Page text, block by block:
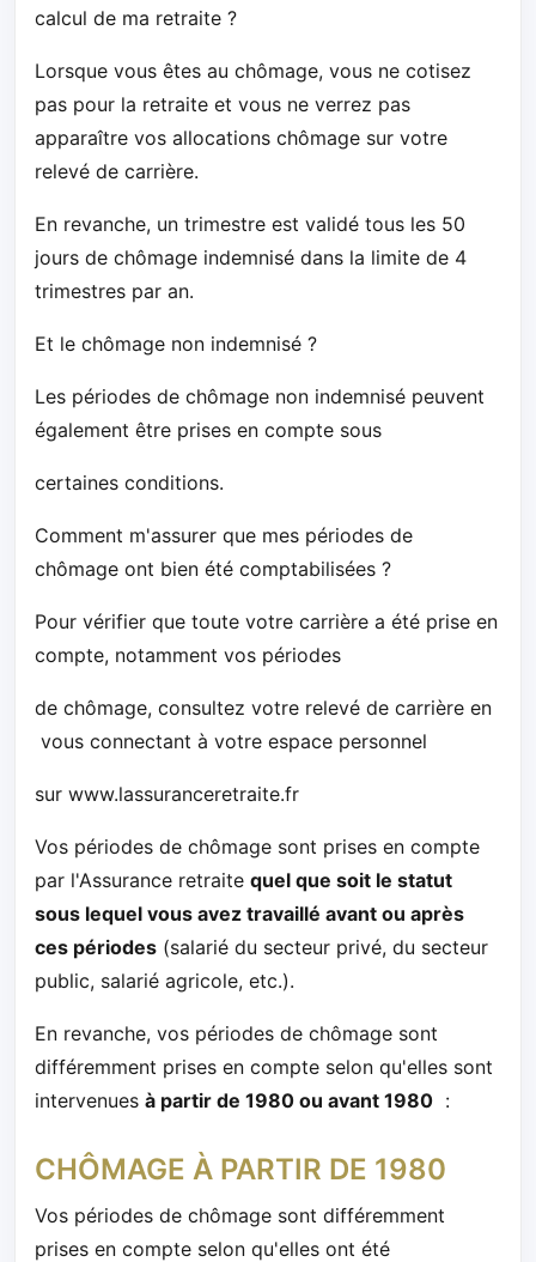
calcul de ma retraite ?
Lorsque vous êtes au chômage, vous ne cotisez
pas pour la retraite et vous ne verrez pas
apparaître vos allocations chômage sur votre
relevé de carrière.
En revanche, un trimestre est validé tous les 50
jours de chômage indemnisé dans la limite de 4
trimestres par an.
Et le chômage non indemnisé ?
Les périodes de chômage non indemnisé peuvent
également être prises en compte sous
certaines conditions.
Comment m'assurer que mes périodes de
chômage ont bien été comptabilisées ?
Pour vérifier que toute votre carrière a été prise en
compte, notamment vos périodes
de chômage, consultez votre relevé de carrière en
vous connectant à votre espace personnel
sur www.lassuranceretraite.fr
Vos périodes de chômage sont prises en compte
par l'Assurance retraite quel que soit le statut
sous lequel vous avez travaillé avant ou après
ces périodes (salarié du secteur privé, du secteur
public, salarié agricole, etc.).
En revanche, vos périodes de chômage sont
différemment prises en compte selon qu'elles sont
intervenues à partir de 1980 ou avant 1980 :
CHÔMAGE À PARTIR DE 1980
Vos périodes de chômage sont différemment
prises en compte selon qu'elles ont été